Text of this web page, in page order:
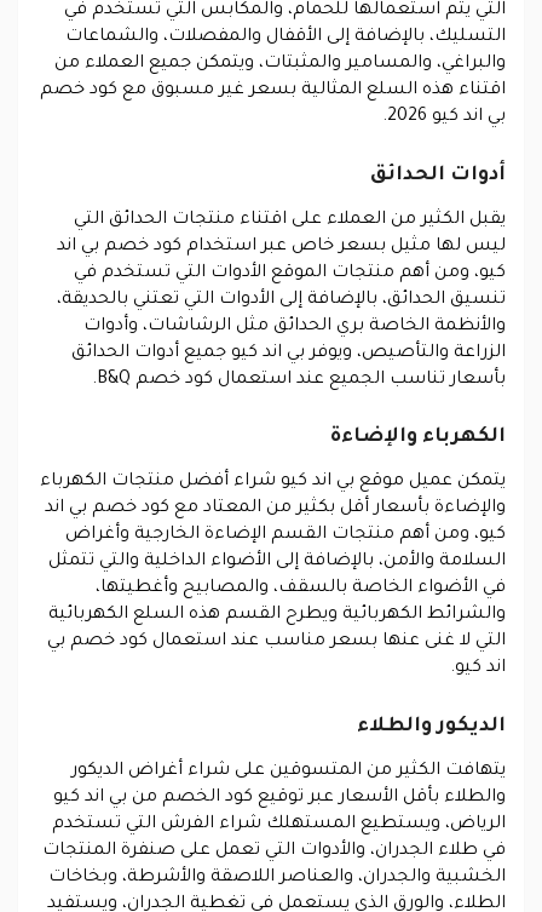
التي يتم استعمالها للحمام، والمكابس التي تستخدم في
التسليك، بالإضافة إلى الأقفال والمفصلات، والشماعات
والبراغي، والمسامير والمثبتات، ويتمكن جميع العملاء من
اقتناء هذه السلع المثالية بسعر غير مسبوق مع كود خصم
بي اند كيو 2026.
أدوات الحدائق
يقبل الكثير من العملاء على اقتناء منتجات الحدائق التي
ليس لها مثيل بسعر خاص عبر استخدام كود خصم بي اند
كيو، ومن أهم منتجات الموقع الأدوات التي تستخدم في
تنسيق الحدائق، بالإضافة إلى الأدوات التي تعتني بالحديقة،
والأنظمة الخاصة بري الحدائق مثل الرشاشات، وأدوات
الزراعة والتأصيص، ويوفر بي اند كيو جميع أدوات الحدائق
بأسعار تناسب الجميع عند استعمال كود خصم B&Q.
الكهرباء والإضاءة
يتمكن عميل موقع بي اند كيو شراء أفضل منتجات الكهرباء
والإضاءة بأسعار أقل بكثير من المعتاد مع كود خصم بي اند
كيو، ومن أهم منتجات القسم الإضاءة الخارجية وأغراض
السلامة والأمن، بالإضافة إلى الأضواء الداخلية والتي تتمثل
في الأضواء الخاصة بالسقف، والمصابيح وأغطيتها،
والشرائط الكهربائية ويطرح القسم هذه السلع الكهربائية
التي لا غنى عنها بسعر مناسب عند استعمال كود خصم بي
اند كيو.
الديكور والطلاء
يتهافت الكثير من المتسوقين على شراء أغراض الديكور
والطلاء بأقل الأسعار عبر توقيع كود الخصم من بي اند كيو
الرياض، ويستطيع المستهلك شراء الفرش التي تستخدم
في طلاء الجدران، والأدوات التي تعمل على صنفرة المنتجات
الخشبية والجدران، والعناصر اللاصقة والأشرطة، وبخاخات
الطلاء، والورق الذي يستعمل في تغطية الجدران، ويستفيد